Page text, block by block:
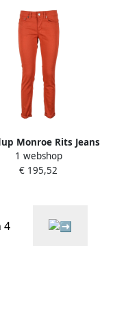
Monroe Rits Jeans
Red Dames
1 webshop
€ 195,52
4